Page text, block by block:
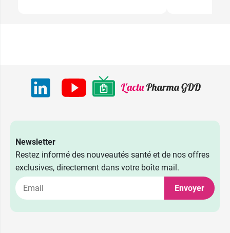
Newsletter
Restez informé des nouveautés santé et de nos offres
exclusives, directement dans votre boîte mail.
Envoyer